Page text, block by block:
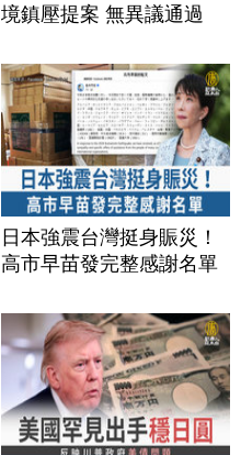
境鎮壓提案 無異議通過
日本強震台灣挺身賑災！
高市早苗發完整感謝名單